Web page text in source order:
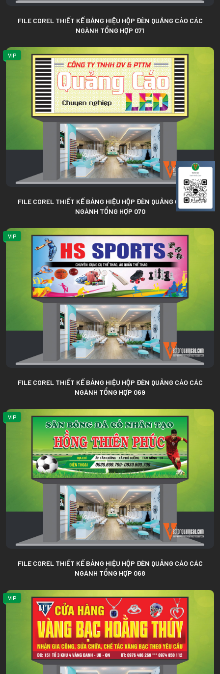
FILE COREL THIẾT KẾ BẢNG HIỆU HỘP ĐÈN QUẢNG CÁO CÁC
NGÀNH TỔNG HỢP 071
VIP
FILE COREL THIẾT KẾ BẢNG HIỆU HỘP ĐÈN QUẢNG CÁO CÁC
NGÀNH TỔNG HỢP 070
VIP
FILE COREL THIẾT KẾ BẢNG HIỆU HỘP ĐÈN QUẢNG CÁO CÁC
NGÀNH TỔNG HỢP 069
VIP
FILE COREL THIẾT KẾ BẢNG HIỆU HỘP ĐÈN QUẢNG CÁO CÁC
NGÀNH TỔNG HỢP 068
VIP